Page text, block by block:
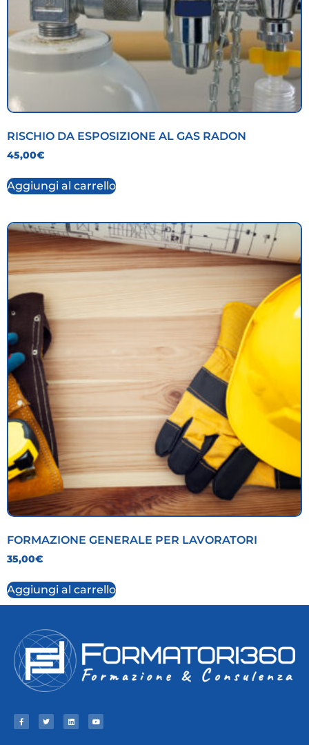
RISCHIO DA ESPOSIZIONE AL GAS RADON
45,00€
Aggiungi al carrello
FORMAZIONE GENERALE PER LAVORATORI
35,00€
Aggiungi al carrello